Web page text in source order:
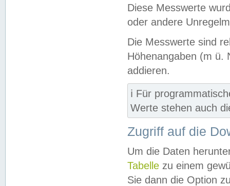
Diese Messwerte
oder andere
Die Messwerte sind
Höhenangaben (m ü.
addieren.
ℹ️ Für
Werte stehen auch
Zugriff auf die
Um die Daten
Tabelle zu einem
Sie dann die Option